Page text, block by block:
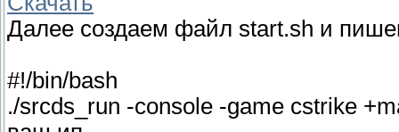
Далее создаем файл start.sh и
#!/bin/bash
./srcds_run -console -game cstrike